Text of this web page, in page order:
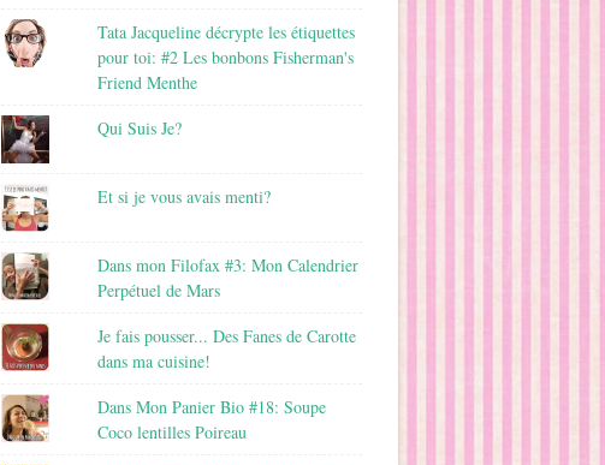
Tata Jacqueline décrypte les étiquettes
pour toi: #2 Les bonbons Fisherman's
Friend Menthe
Qui Suis Je?
Et si je vous avais menti?
Dans mon Filofax #3: Mon Calendrier
Perpétuel de Mars
Je fais pousser... Des Fanes de Carotte
dans ma cuisine!
Dans Mon Panier Bio #18: Soupe
Coco lentilles Poireau